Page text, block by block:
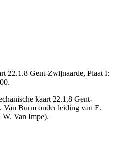
22.1.8 Gent-Zwijnaarde, Plaat I:
kaart 22.1.8 Gent-
Van Burm onder leiding van E.
W. Van Impe).